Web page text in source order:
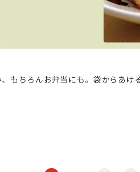
もちろんお弁当にも。袋からあ